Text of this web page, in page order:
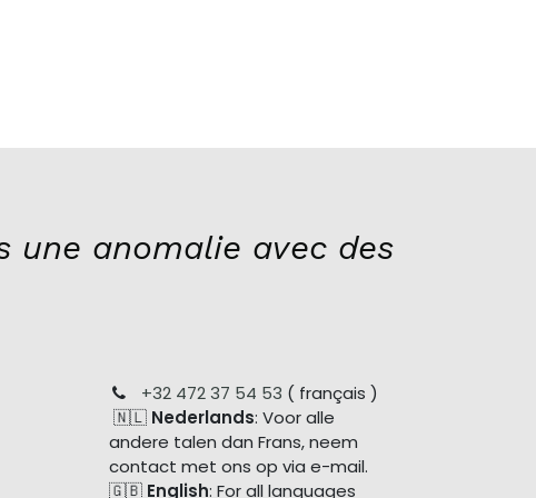
une anomalie avec des
+32 472 37 54 53 ( français )
🇳🇱 Nederlands: Voor alle
andere talen dan Frans, neem
contact met ons op via e-mail.
🇬🇧 English: For all languages